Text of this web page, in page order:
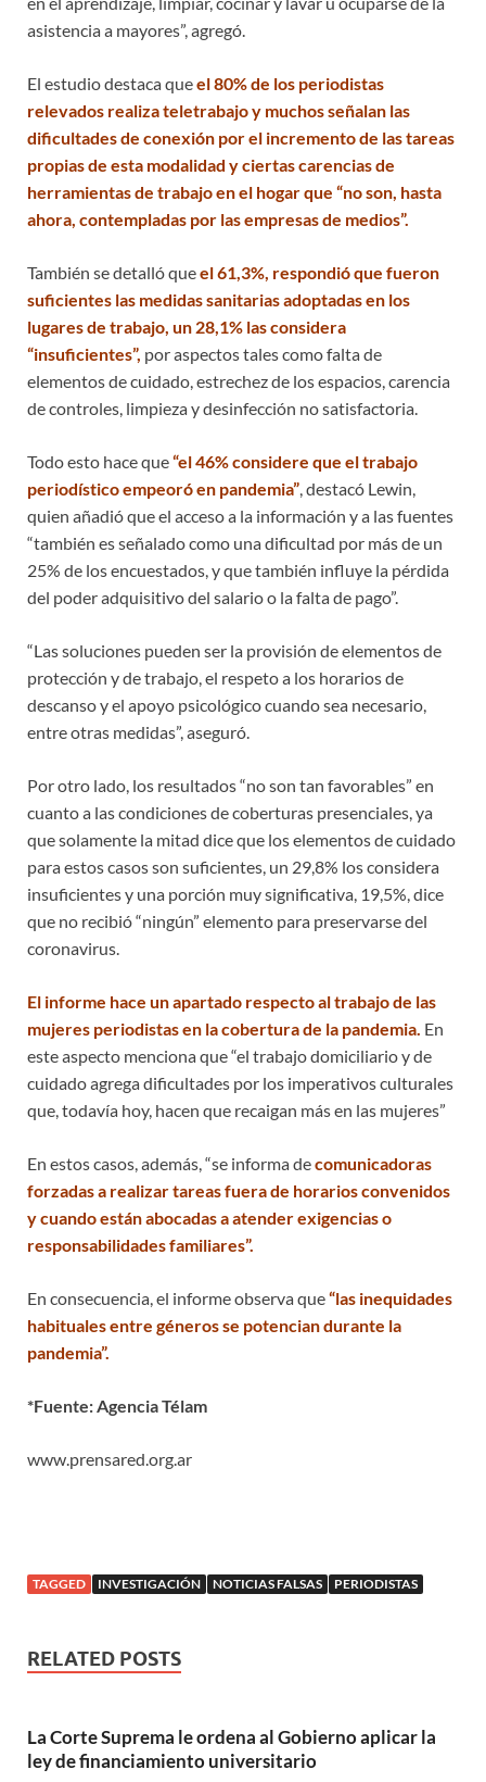
asistencia a mayores”, agregó.
El estudio destaca queel 80% de los periodistas
relevados realiza teletrabajo y muchos señalan las
dificultades de conexión por el incremento de las tareas
propias de esta modalidad y ciertas carencias de
herramientas de trabajo en el hogar que “no son, hasta
ahora, contempladas por las empresas de medios”.
También se detalló queel 61,3%, respondió que fueron
suficientes las medidas sanitarias adoptadas en los
lugares de trabajo, un 28,1% las considera
“insuficientes”, por aspectos tales como falta de
elementos de cuidado, estrechez de los espacios, carencia
de controles, limpieza y desinfección no satisfactoria.
Todo esto hace que“el 46% considere que el trabajo
periodístico empeoró en pandemia” , destacó Lewin,
quien añadió que el acceso a la información y a las fuentes
“también es señalado como una dificultad por más de un
25% de los encuestados, y que también influye la pérdida
del poder adquisitivo del salario o la falta de pago”.
“Las soluciones pueden ser la provisión de elementos de
protección y de trabajo, el respeto a los horarios de
descanso y el apoyo psicológico cuando sea necesario,
entre otras medidas”, aseguró.
Por otro lado, los resultados “no son tan favorables” en
cuanto a las condiciones de coberturas presenciales, ya
que solamente la mitad dice que los elementos de cuidado
para estos casos son suficientes, un 29,8% los considera
insuficientes y una porción muy significativa, 19,5%, dice
que no recibió “ningún” elemento para preservarse del
coronavirus.
El informe hace un apartado respecto al trabajo de las
mujeres periodistas en la cobertura de la pandemia. En
este aspecto menciona que “el trabajo domiciliario y de
cuidado agrega dificultades por los imperativos culturales
que, todavía hoy, hacen que recaigan más en las mujeres”
En estos casos, además, “se informa decomunicadoras
forzadas a realizar tareas fuera de horarios convenidos
y cuando están abocadas a atender exigencias o
responsabilidades familiares”.
En consecuencia, el informe observa que“las inequidades
habituales entre géneros se potencian durante la
pandemia”.
*Fuente: Agencia Télam
www.prensared.org.ar
TAGGED INVESTIGACIÓN NOTICIAS FALSAS PERIODISTAS
RELATED POSTS
La Corte Suprema le ordena al Gobierno aplicar la
ley de financiamiento universitario